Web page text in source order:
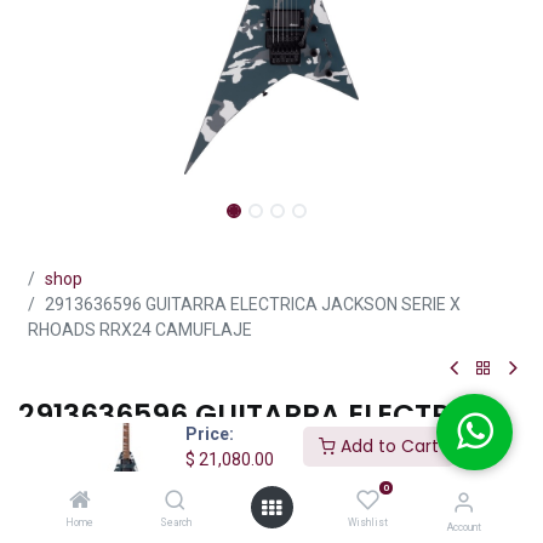
Price:
$ 21,080.00
Add to Cart
Home Search
0
Wishlist Account
shop
2913636596 GUITARRA ELECTRICA JACKSON SERIE X
RHOADS RRX24 CAMUFLAJE
2913636596 GUITARRA ELECTRICA
JACKSON SERIE X RHOADS RRX24
CAMUFLAJE
(0 reseña)